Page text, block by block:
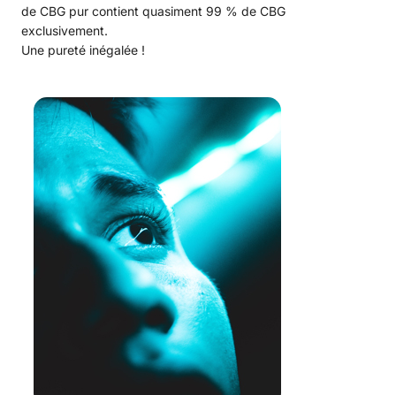
de CBG pur contient quasiment 99 % de CBG
exclusivement.
Une pureté inégalée !